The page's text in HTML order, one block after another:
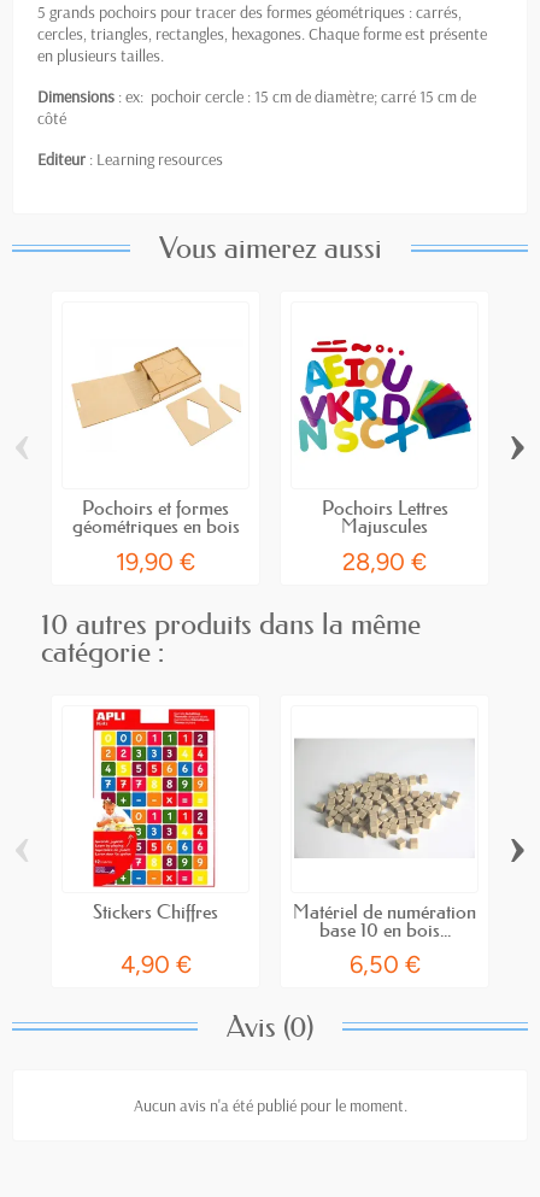
5 grands pochoirs pour tracer des formes géométriques : carrés,
cercles, triangles, rectangles, hexagones. Chaque forme est présente
en plusieurs tailles.
Dimensions : ex: pochoir cercle : 15 cm de diamètre; carré 15 cm de
côté
Editeur : Learning resources
Vous aimerez aussi
Pochoirs et formes
géométriques en bois
19,90 €
Pochoirs Lettres
Majuscules
28,90 €
‹ ›
10 autres produits dans la même
catégorie :
Stickers Chiffres
4,90 €
Matériel de numération
base 10 en bois...
6,50 €
‹ ›
Avis (0)
Aucun avis n'a été publié pour le moment.